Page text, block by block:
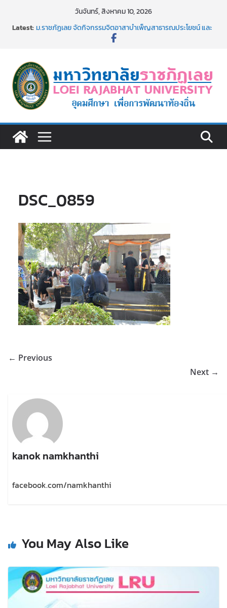
วันจันทร์, สิงหาคม 10, 2026
Latest:ม.ราชภัฏเลย จัดกิจกรรมจิตอาสาบำเพ็ญสาธารณประโยชน์ และ
เงินรายได้
ม.ราชภัฏเลย จัดมหกรรมวิชาการ เปิดบ้าน LRU ครั้งที่ 4 เปิดให้
นักเรียนมัธยมปลายค้นหาสาขาวิชาในฝัน สู่อนาคตที่ใช่
อธิการบดี มรภ.เลย ร่วมประชุมชี้แจงกับคณะอนุกรรมาธิการ
ประจำปีงบประมาณ พ.ศ. 2570
๑,๙๗๒ ชุด โดยวิธีเฉพาะเจาะจง
DSC_0859
← Previous
Next →
kanok namkhanthi
facebook.com/namkhanthi
You May Also Like